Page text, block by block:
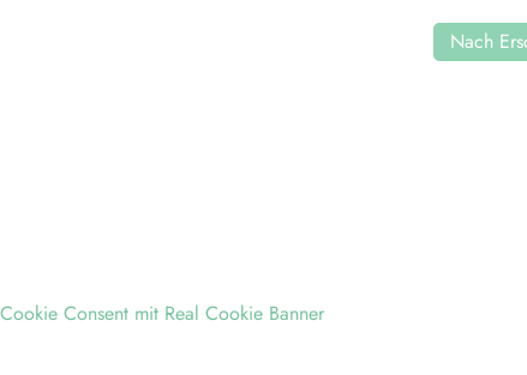
Nach
Cookie Consent mit Real Cookie Banner